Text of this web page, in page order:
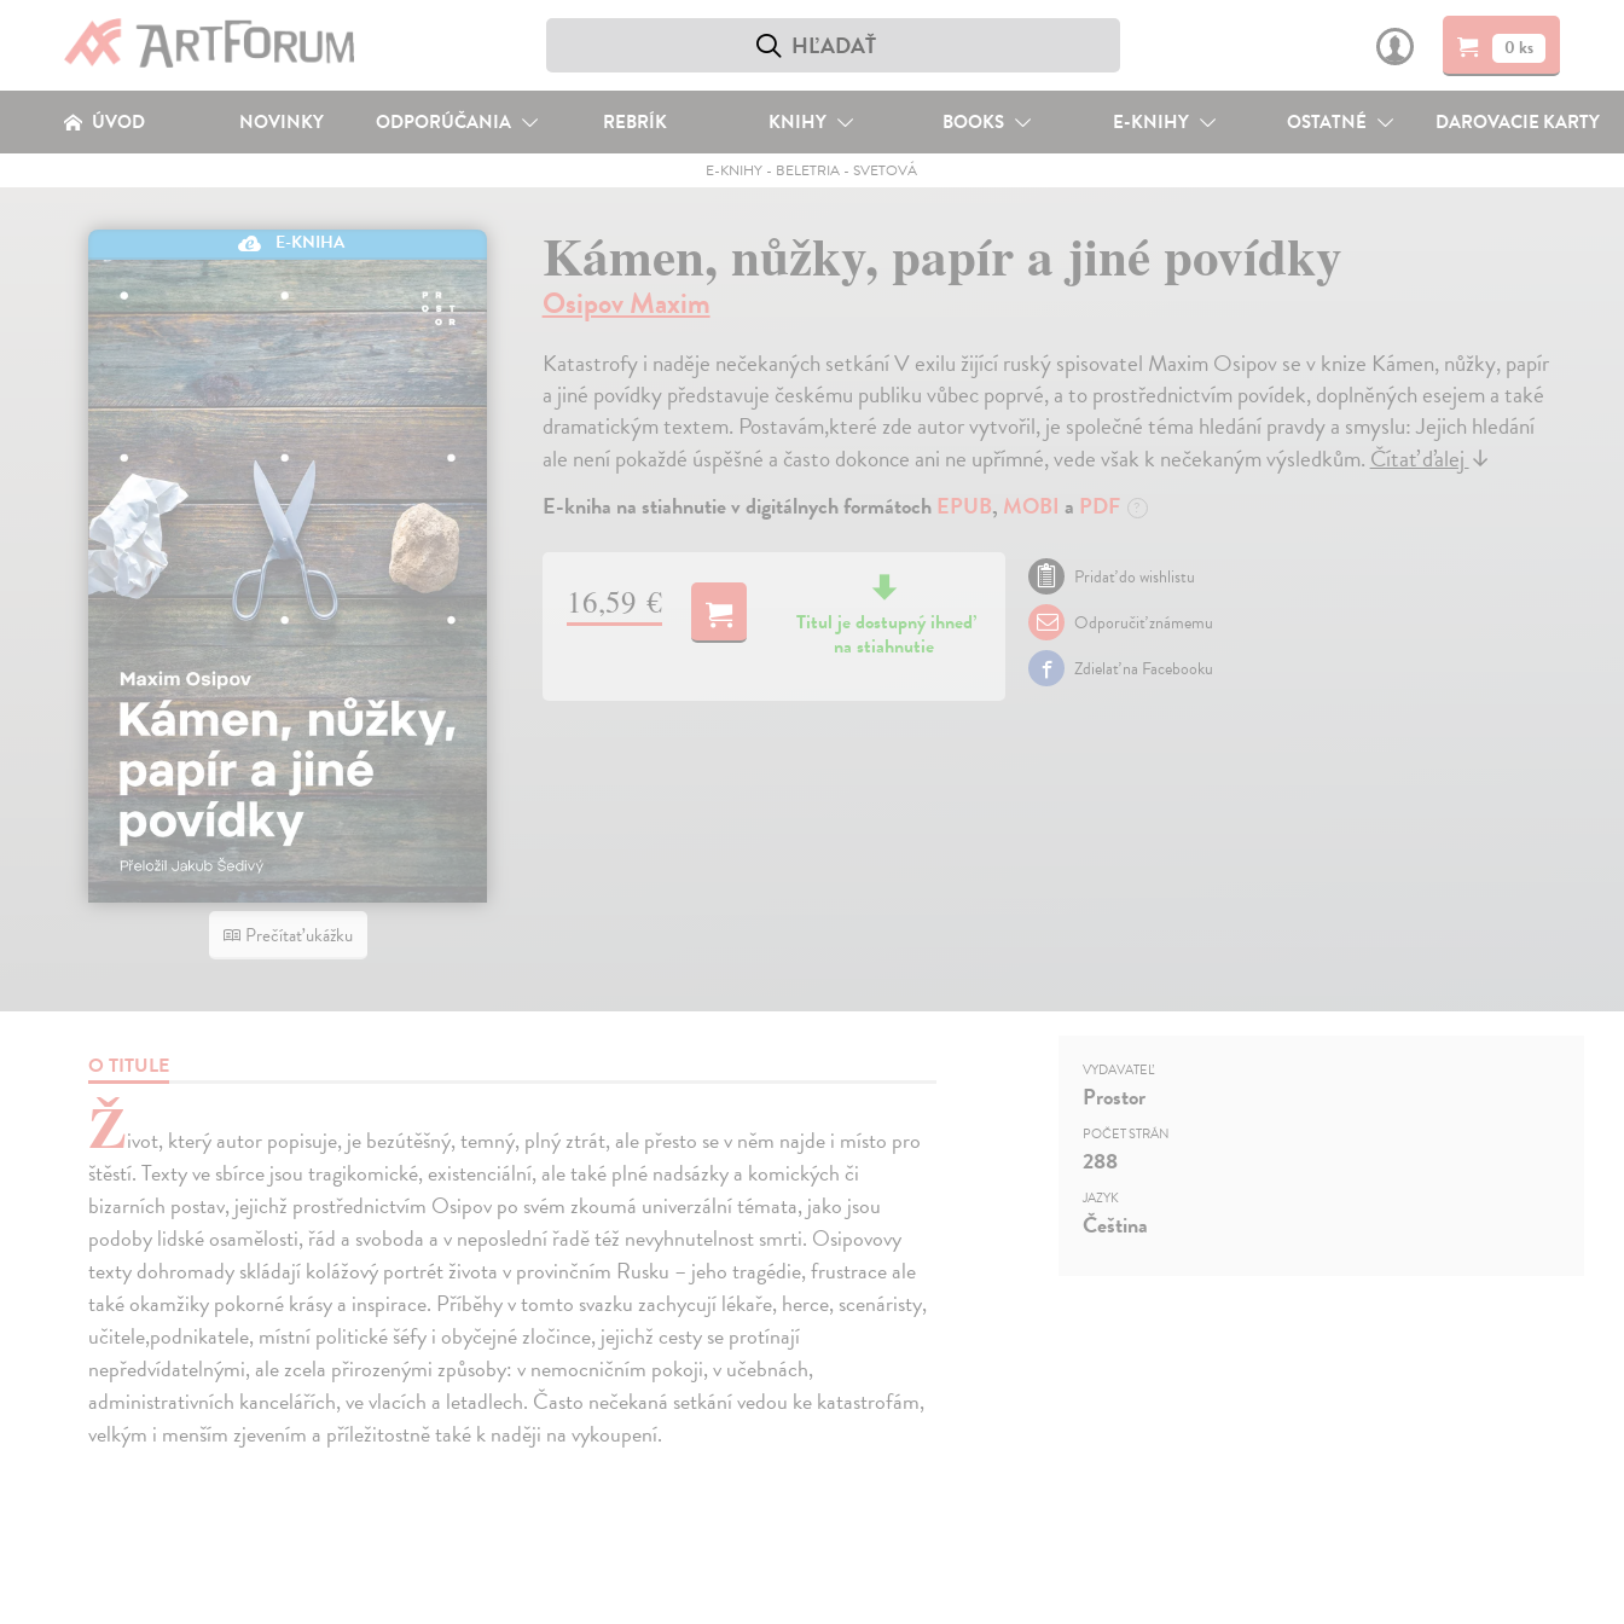
0 ks
ÚVOD NOVINKY ODPORÚČANIA REBRÍK KNIHY BOOKS E-KNIHY OSTATNÉ DAROVACIE KARTY
E-KNIHY - BELETRIA - SVETOVÁ
E-KNIHA
Prečítať ukážku
Kámen, nůžky, papír a jiné povídky
Osipov Maxim
Katastrofy i naděje nečekaných setkání V exilu žijící ruský spisovatel Maxim Osipov se v knize Kámen, nůžky, papír
a jiné povídky představuje českému publiku vůbec poprvé, a to prostřednictvím povídek, doplněných esejem a také
dramatickým textem. Postavám,které zde autor vytvořil, je společné téma hledání pravdy a smyslu: Jejich hledání
ale není pokaždé úspěšné a často dokonce ani ne upřímné, vede však k nečekaným výsledkům.Čítať ďalej↓
E-kniha na stiahnutie v digitálnych formátoch EPUB, MOBI a PDF ?
16,59 €
Titul je dostupný ihneď
na stiahnutie
Pridať do wishlistu
Odporučiť známemu
Zdielať na Facebooku
O TITULE
Život, který autor popisuje, je bezútěšný, temný, plný ztrát, ale přesto se v něm najde i místo pro
štěstí. Texty ve sbírce jsou tragikomické, existenciální, ale také plné nadsázky a komických či
bizarních postav, jejichž prostřednictvím Osipov po svém zkoumá univerzální témata, jako jsou
podoby lidské osamělosti, řád a svoboda a v neposlední řadě též nevyhnutelnost smrti. Osipovovy
texty dohromady skládají kolážový portrét života v provinčním Rusku – jeho tragédie, frustrace ale
také okamžiky pokorné krásy a inspirace. Příběhy v tomto svazku zachycují lékaře, herce, scenáristy,
učitele,podnikatele, místní politické šéfy i obyčejné zločince, jejichž cesty se protínají
nepředvídatelnými, ale zcela přirozenými způsoby: v nemocničním pokoji, v učebnách,
administrativních kancelářích, ve vlacích a letadlech. Často nečekaná setkání vedou ke katastrofám,
velkým i menším zjevením a příležitostně také k naději na vykoupení.
VYDAVATEĽ
Prostor
POČET STRÁN
288
JAZYK
Čeština